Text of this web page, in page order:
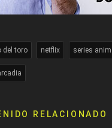
del toro netflix series
RELACIONADO